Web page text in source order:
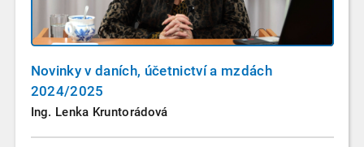
Novinky v daních, účetnictví a mzdách
2024/2025
Ing. Lenka Kruntorádová